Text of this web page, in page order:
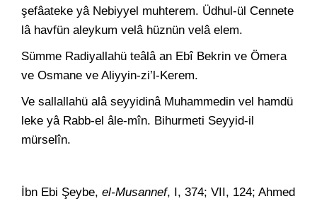
şefâateke yâ Nebiyyel muhterem. Üdhul-ül Cennete
lâ havfün aleykum velâ hüznün velâ elem.
Sümme Radiyallahü teâlâ an Ebî Bekrin ve Ömera
ve Osmane ve Aliyyin-zi’l-Kerem.
Ve sallallahü alâ seyyidinâ Muhammedin vel hamdü
leke yâ Rabb-el âle-mîn. Bihurmeti Seyyid-il
mürselîn.
İbn Ebi Şeybe, el-Musannef, I, 374; VII, 124; Ahmed